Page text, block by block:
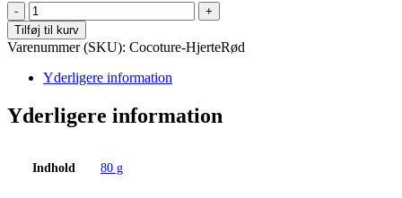
Chokolade
Hjerte
-
10
stk
Rød
antal
Tilføj til kurv
Varenummer (SKU): Cocoture-HjerteRød
Yderligere information
Yderligere information
Indhold 80 g